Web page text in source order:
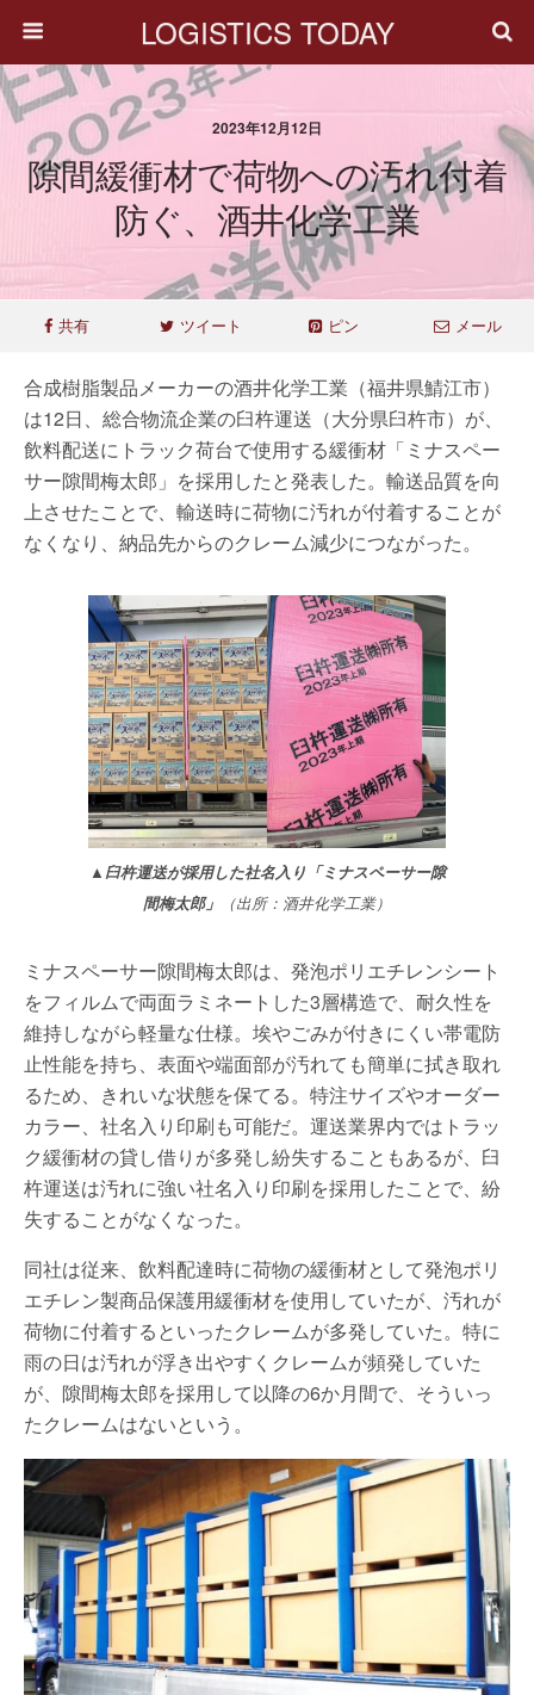
LOGISTICS TODAY
2023年12月12日
隙間緩衝材で荷物への汚れ付着
防ぐ、酒井化学工業
共有 ツイート ピン メール
合成樹脂製品メーカーの酒井化学工業（福井県鯖江市）
は12日、総合物流企業の臼杵運送（大分県臼杵市）が、
飲料配送にトラック荷台で使用する緩衝材「ミナスペー
サー隙間梅太郎」を採用したと発表した。輸送品質を向
上させたことで、輸送時に荷物に汚れが付着することが
なくなり、納品先からのクレーム減少につながった。
▲臼杵運送が採用した社名入り「ミナスペーサー隙
間梅太郎」
（出所：酒井化学工業）
ミナスペーサー隙間梅太郎は、発泡ポリエチレンシート
をフィルムで両面ラミネートした3層構造で、耐久性を
維持しながら軽量な仕様。埃やごみが付きにくい帯電防
止性能を持ち、表面や端面部が汚れても簡単に拭き取れ
るため、きれいな状態を保てる。特注サイズやオーダー
カラー、社名入り印刷も可能だ。運送業界内ではトラッ
ク緩衝材の貸し借りが多発し紛失することもあるが、臼
杵運送は汚れに強い社名入り印刷を採用したことで、紛
失することがなくなった。
同社は従来、飲料配達時に荷物の緩衝材として発泡ポリ
エチレン製商品保護用緩衝材を使用していたが、汚れが
荷物に付着するといったクレームが多発していた。特に
雨の日は汚れが浮き出やすくクレームが頻発していた
が、隙間梅太郎を採用して以降の6か月間で、そういっ
たクレームはないという。